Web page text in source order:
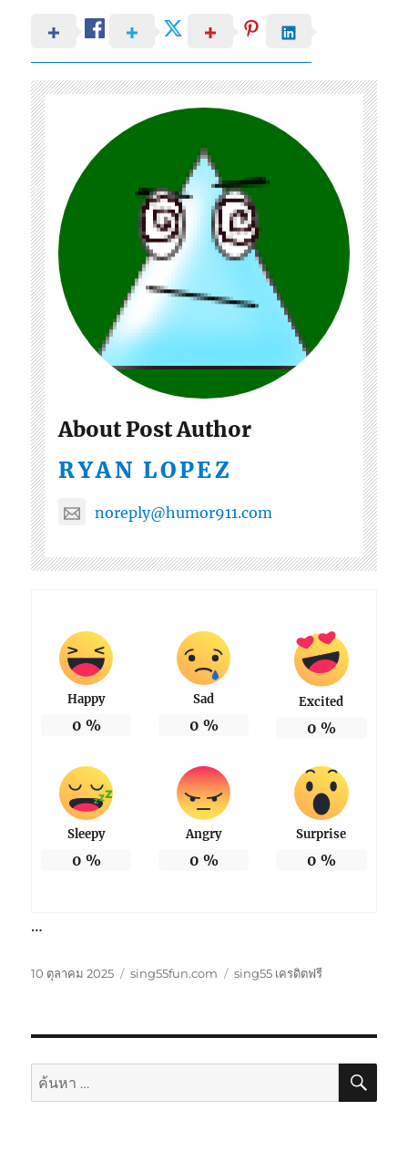
About Post Author
RYAN LOPEZ
noreply@humor911.com
Happy
0 %
Sad
0 %
Excited
0 %
Sleepy
0 %
Angry
0 %
Surprise
0 %
…
เขียน
10 ตุลาคม 2025
หมวด
sing55fun.com
ป้าย
sing55 เครดิตฟรี
ค้นหา: ค้น